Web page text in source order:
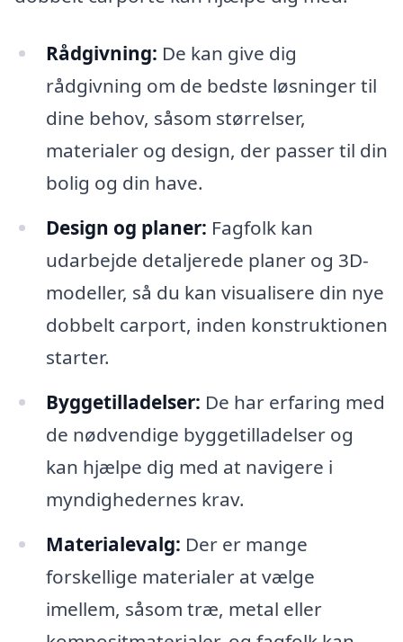
Rådgivning: De kan give dig
rådgivning om de bedste løsninger til
dine behov, såsom størrelser,
materialer og design, der passer til din
bolig og din have.
Design og planer: Fagfolk kan
udarbejde detaljerede planer og 3D-
modeller, så du kan visualisere din nye
dobbelt carport, inden konstruktionen
starter.
Byggetilladelser: De har erfaring med
de nødvendige byggetilladelser og
kan hjælpe dig med at navigere i
myndighedernes krav.
Materialevalg: Der er mange
forskellige materialer at vælge
imellem, såsom træ, metal eller